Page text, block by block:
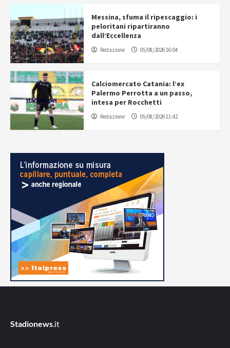
Messina, sfuma il ripescaggio: i
peloritani ripartiranno
dall’Eccellenza
Redazione 05/08/2026 16:04
Calciomercato Catania: l’ex
Palermo Perrotta a un passo,
intesa per Rocchetti
Redazione 05/08/2026 11:42
Stadionews.it